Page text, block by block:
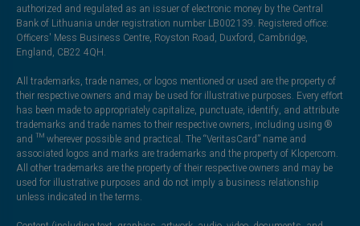
authorized and regulated as an issuer of electronic money by the Central
Bank of Lithuania under registration number LB002139. Registered office:
Officers' Mess Business Centre, Royston Road, Duxford, Cambridge,
England, CB22 4QH.
All trademarks, trade names, or logos mentioned or used are the property of
their respective owners and may be used for illustrative purposes. Every effort
has been made to appropriately capitalize, punctuate, identify, and attribute
trademarks and trade names to their respective owners, including using ®
and ™ wherever possible and practical. The “VeritasCard” name and
associated logos and marks are trademarks and the property of Klopercom.
All other trademarks are the property of their respective owners and may be
used for illustrative purposes and do not imply a business relationship
unless indicated in the terms.